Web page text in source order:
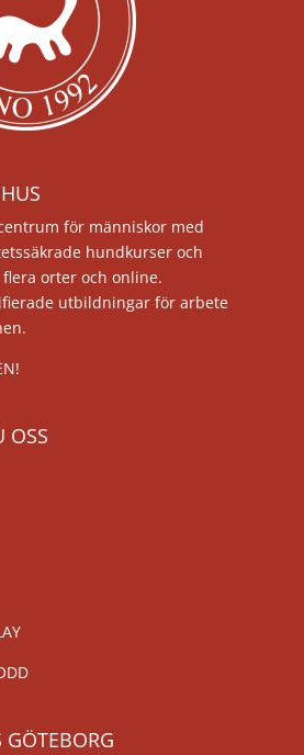
för människor med
hundkurser och
orter och online.
utbildningar för arbete
OSS